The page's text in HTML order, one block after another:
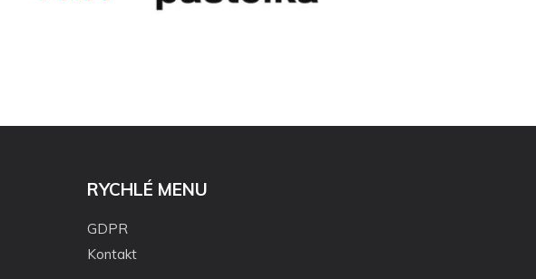
RYCHLÉ MENU
GDPR
Kontakt